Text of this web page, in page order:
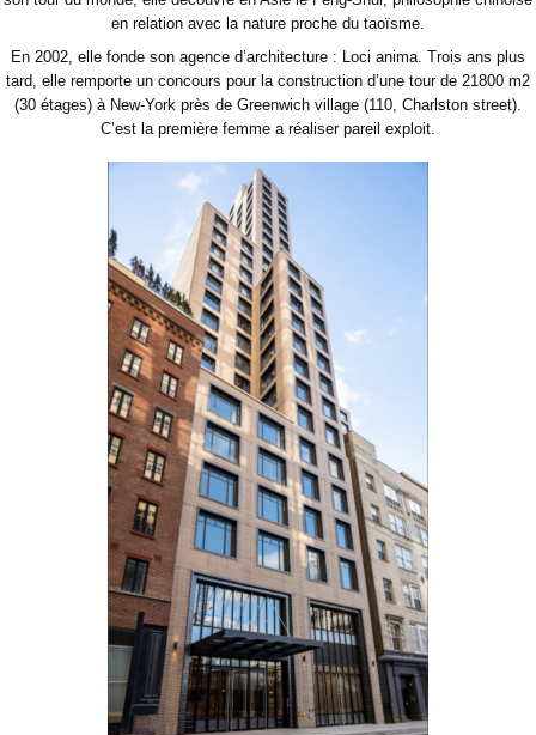
en relation avec la nature proche du taoïsme.
En 2002, elle fonde son agence d’architecture : Loci anima. Trois ans plus
tard, elle remporte un concours pour la construction d’une tour de 21800 m2
(30 étages) à New-York près de Greenwich village (110, Charlston street).
C’est la première femme a réaliser pareil exploit.